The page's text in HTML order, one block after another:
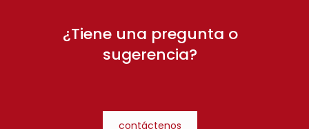
¿Tiene una pregunta o
sugerencia?
contáctenos